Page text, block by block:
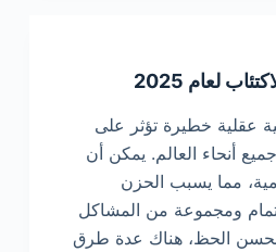
لعام 2025
عقلية خطيرة تؤثر على
أنحاء العالم. يمكن أن
مما يسبب الحزن
ومجموعة من المشاكل
لحسن الحظ، هناك عدة طرق